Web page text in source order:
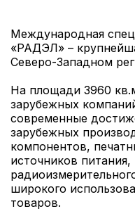
Международная
«РАДЭЛ» –
Северо-Западном
На площади 3960
зарубежных
современные
зарубежных
компонентов,
источников
широкого
товаров.